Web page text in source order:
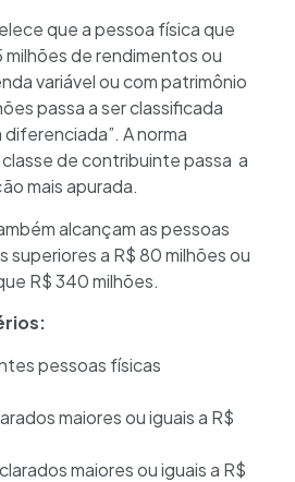
que a pessoa física que
milhões de rendimentos ou
variável ou com patrimônio
passa a ser classificada
A norma
de contribuinte passa a
mais apurada.
alcançam as pessoas
superiores a R$ 80 milhões ou
R$ 340 milhões.
pessoas físicas
maiores ou iguais a R$
maiores ou iguais a R$